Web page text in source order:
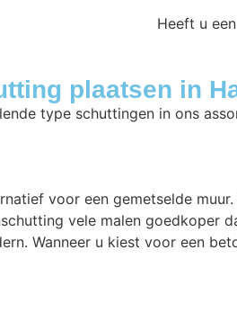
Heeft u
plaatsen in
type schuttingen in ons
voor een gemetselde
vele malen
Wanneer u kiest voor een